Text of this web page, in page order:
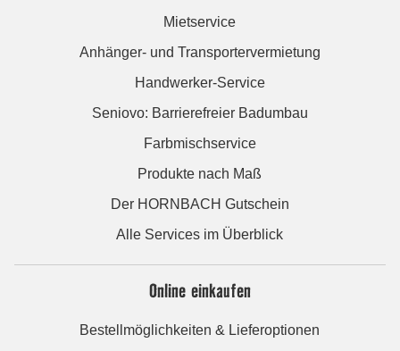
Mietservice
Anhänger- und Transportervermietung
Handwerker-Service
Seniovo: Barrierefreier Badumbau
Farbmischservice
Produkte nach Maß
Der HORNBACH Gutschein
Alle Services im Überblick
Online einkaufen
Bestellmöglichkeiten & Lieferoptionen